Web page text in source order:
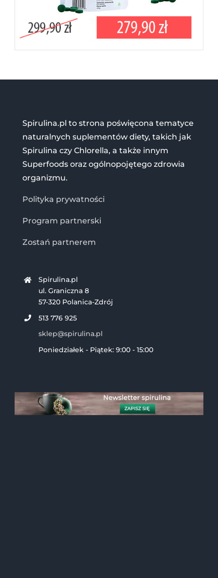
Spirulina.pl to strona poświęcona tematyce
naturalnych suplementów diety, takich jak
Spirulina czy Chlorella, a także innym
Superfoods oraz ogólnopojętego zdrowia
organizmu.
Polityka prywatności
Program partnerski
Zostań partnerem
Spirulina.pl
ul. Graniczna 8
57-320 Polanica-Zdrój
513 776 925
sklep@spirulina.pl
Poniedziałek - Piątek: 9:00 - 15:00